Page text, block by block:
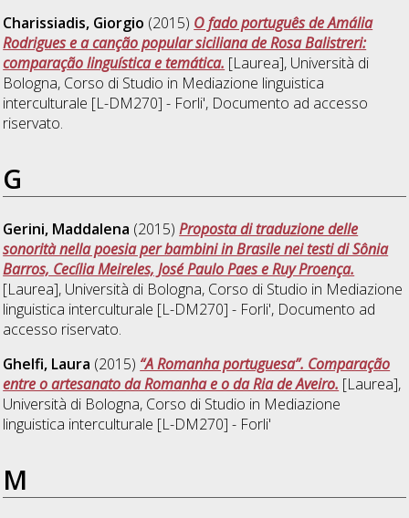
Charissiadis, Giorgio (2015) O fado português de Amália
Rodrigues e a canção popular siciliana de Rosa Balistreri:
comparação linguística e temática. [Laurea], Università di
Bologna, Corso di Studio in Mediazione linguistica
interculturale [L-DM270] - Forli', Documento ad accesso
riservato.
G
Gerini, Maddalena (2015)Proposta di traduzione delle
sonorità nella poesia per bambini in Brasile nei testi di Sônia
Barros, Cecília Meireles, José Paulo Paes e Ruy Proença.
[Laurea], Università di Bologna, Corso di Studio in Mediazione
linguistica interculturale [L-DM270] - Forli', Documento ad
accesso riservato.
Ghelfi, Laura (2015) “A Romanha portuguesa”. Comparação
entre o artesanato da Romanha e o da Ria de Aveiro. [Laurea],
Università di Bologna, Corso di Studio in Mediazione
linguistica interculturale [L-DM270] - Forli'
M